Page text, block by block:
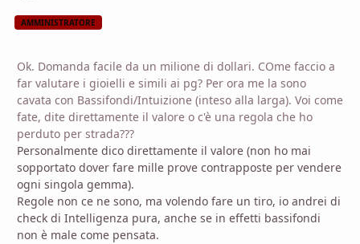
AMMINISTRATORE
Ok. Domanda facile da un milione di dollari. COme faccio a
far valutare i gioielli e simili ai pg? Per ora me la sono
cavata con Bassifondi/Intuizione (inteso alla larga). Voi come
fate, dite direttamente il valore o c'è una regola che ho
perduto per strada???
Personalmente dico direttamente il valore (non ho mai
sopportato dover fare mille prove contrapposte per vendere
ogni singola gemma).
Regole non ce ne sono, ma volendo fare un tiro, io andrei di
check di Intelligenza pura, anche se in effetti bassifondi
non è male come pensata.